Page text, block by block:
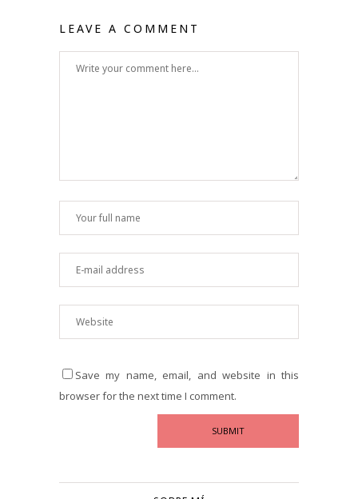
LEAVE A COMMENT
Save my name, email, and website in this
browser for the next time I comment.